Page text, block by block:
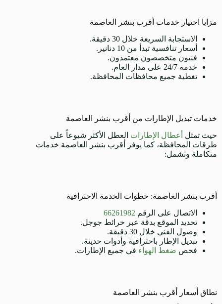
مزايا اختيار خدمات أقرب بنشر العاصمة
الاستجابة السريعة خلال 30 دقيقة.
أسعار تنافسية تبدأ من 10 دنانير.
فنيون متخصصون معتمدون.
خدمة 24/7 على مدار العام.
تغطية جميع محافظات المحافظة.
خدمات تبديل الإطارات من أقرب بنشر العاصمة
حيث تمثل
أعطال الإطارات العطل الأكثر شيوعاً على
طرقات المحافظة، كما يوفر أقرب بنشر العاصمة خدمات
متكاملة وتشمل:
أقرب بنشر العاصمة: خطوات الخدمة الاحترافية
الاتصال على الرقم 66261982
تحديد الموقع بدقة عبر خرائط جوجل.
وصول الفني خلال 30 دقيقة.
تبديل الإطار باحترافية وأدوات حديثة.
فحص ضغط الهواء في جميع الإطارات.
نطاق أسعار أقرب بنشر العاصمة